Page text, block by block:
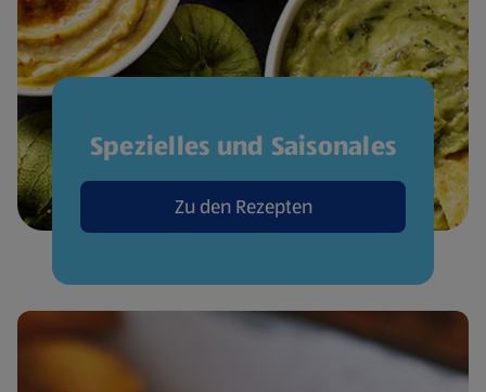
Spezielles und Saisonales
Zu den Rezepten